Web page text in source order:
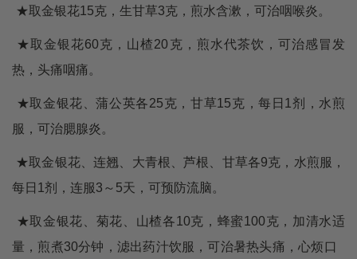
★取金银花15克，生甘草3克，煎水含漱，可治咽喉炎。
★取金银花60克，山楂20克，煎水代茶饮，可治感冒发
热，头痛咽痛。
★取金银花、蒲公英各25克，甘草15克，每日1剂，水煎
服，可治腮腺炎。
★取金银花、连翘、大青根、芦根、甘草各9克，水煎服，
每日1剂，连服3～5天，可预防流脑。
★取金银花、菊花、山楂各10克，蜂蜜100克，加清水适
量，煎煮30分钟，滤出药汁饮服，可治暑热头痛，心烦口